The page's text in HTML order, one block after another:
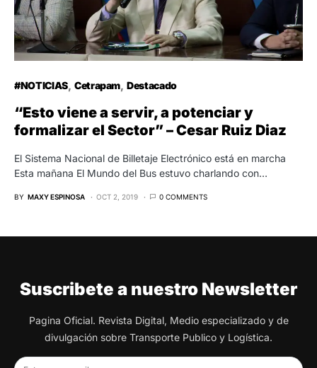
#NOTICIAS Cetrapam Destacado
“Esto viene a servir, a potenciar y
formalizar el Sector” – Cesar Ruiz Diaz
El Sistema Nacional de Billetaje Electrónico está en marcha
Esta mañana El Mundo del Bus estuvo charlando con…
BY MAXY ESPINOSA OCT 2, 2019 0 COMMENTS
Suscribete a nuestro Newsletter
Pagina Oficial. Revista Digital, Medio especializado y de
divulgación sobre Transporte Publico y Logística.